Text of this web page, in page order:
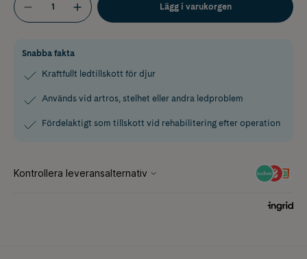
Lägg i varukorgen
Snabba fakta
Kraftfullt ledtillskott för djur
Används vid artros, stelhet eller andra ledproblem
Fördelaktigt som tillskott vid rehabilitering efter operation